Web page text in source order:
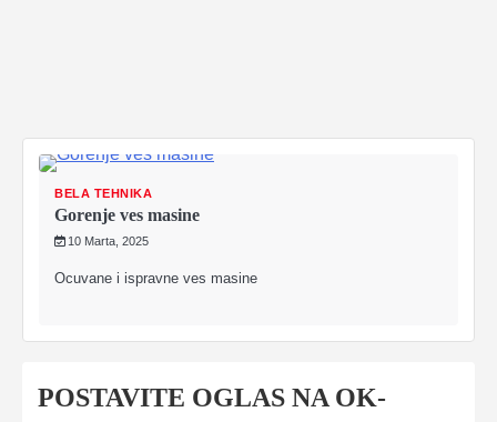
BELA TEHNIKA
Gorenje ves masine
10 Marta, 2025
Ocuvane i ispravne ves masine
POSTAVITE OGLAS NA OK-